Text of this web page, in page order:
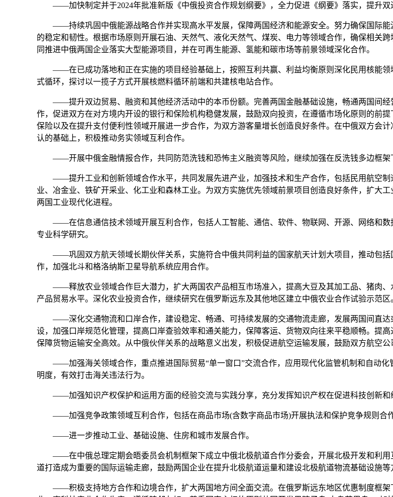
——加快制定并于2024年批准新版《中俄投资合作规划纲要》，全力促进《纲要》落实，提升双
——持续巩固中俄能源战略合作并实现高水平发展，保障两国经济和能源安全。努力确保国际能
的稳定和韧性。根据市场原则开展石油、天然气、液化天然气、煤炭、电力等领域合作，确保相关
同推进中俄两国企业落实大型能源项目，并在可再生能源、氢能和碳市场等前景领域深化合作。
——在已成功落地和正在实施的项目经验基础上，按照互利共赢、利益均衡原则深化民用核能领
式循环，探讨以一揽子方式开展核燃料循环前端和共建核电站合作。
——提升双边贸易、融资和其他经济活动中的本币份额。完善两国金融基础设施，畅通两国间经
作，促进双方在对方境内开设的银行和保险机构稳健发展，鼓励双向投资，在遵循市场化原则的前
保险以及在提升支付便利性领域开展进一步合作，为双方游客量增长创造良好条件。在中俄双方会
认的基础上，积极推动务实领域互利合作。
——开展中俄金融情报合作，共同防范洗钱和恐怖主义融资等风险，继续加强在反洗钱多边框架
——提升工业和创新领域合作水平，共同发展先进产业，加强技术和生产合作，包括民用航空制
业、冶金业、铁矿开采业、化工业和森林工业。为双方实施优先领域前景项目创造良好条件，扩大
两国工业现代化进程。
——在信息通信技术领域开展互利合作，包括人工智能、通信、软件、物联网、开源、网络和数
专业科学研究。
——巩固双方航天领域长期伙伴关系，实施符合中俄共同利益的国家航天计划大项目，推动包括
作，加强北斗和格洛纳斯卫星导航系统应用合作。
——释放农业领域合作巨大潜力，扩大两国农产品相互市场准入，提高大豆及其加工品、猪肉、
产品贸易水平。深化农业投资合作，继续研究在俄罗斯远东及其他地区建立中俄农业合作试验示范区
——深化交通物流和口岸合作，建设稳定、畅通、可持续发展的交通物流走廊，发展两国间直达
设，加强口岸规范化管理，提高口岸查验效率和通关能力，保障客运、货物双向往来平稳顺畅。提
保障货物运输安全高效。从中俄伙伴关系的战略意义出发，积极促进航空运输发展，鼓励双方航空
——加强海关领域合作，重点推进国际贸易“单一窗口”交流合作，应用现代化监管机制和自动化
明度，有效打击海关违法行为。
——加强知识产权保护和运用方面的经验交流与实践分享，充分发挥知识产权在促进科技创新和
——加强竞争政策领域互利合作，包括在商品市场(含数字商品市场)开展执法和保护竞争规则合作
——进一步推动工业、基础设施、住房和城市发展合作。
——在中俄总理定期会晤委员会机制框架下成立中俄北极航道合作分委会，开展北极开发和利用
道打造成为重要的国际运输走廊，鼓励两国企业在提升北极航道运量和建设北极航道物流基础设施等
——积极支持地方合作和边境合作，扩大两国地方间全面交流。在俄罗斯远东地区优惠制度框架